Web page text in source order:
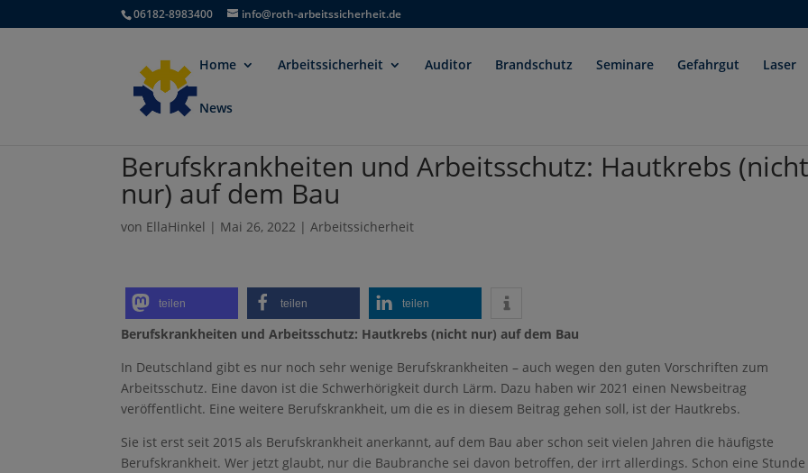
06182-8983400 info@roth-arbeitssicherheit.de
Home Arbeitssicherheit Auditor Brandschutz Seminare Gefahrgut Laser
News
Berufskrankheiten und Arbeitsschutz: Hautkrebs (nicht
nur) auf dem Bau
von EllaHinkel | Mai 26, 2022 |Arbeitssicherheit
teilen teilen teilen
Berufskrankheiten und Arbeitsschutz: Hautkrebs (nicht nur) auf dem Bau
In Deutschland gibt es nur noch sehr wenige Berufskrankheiten – auch wegen den guten Vorschriften zum
Arbeitsschutz. Eine davon ist die Schwerhörigkeit durch Lärm. Dazu haben wir 2021 einen Newsbeitrag
veröffentlicht. Eine weitere Berufskrankheit, um die es in diesem Beitrag gehen soll, ist der Hautkrebs.
Sie ist erst seit 2015 als Berufskrankheit anerkannt, auf dem Bau aber schon seit vielen Jahren die häufigste
Berufskrankheit. Wer jetzt glaubt, nur die Baubranche sei davon betroffen, der irrt allerdings. Schon eine Stunde